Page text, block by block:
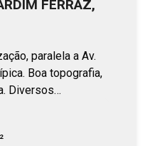
paralela a Av.
Boa topografia,
Diversos